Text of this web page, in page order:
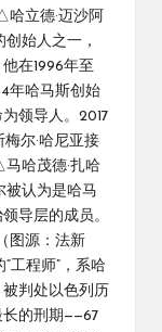
立德·迈沙阿
始人之一，
在1996年至
年哈马斯创始
领导人。2017
尔·哈尼亚接
哈茂德·扎哈
被认为是哈马
导层的成员。
图源：法新
工程师”，系哈
判处以色列历
长的刑期——67